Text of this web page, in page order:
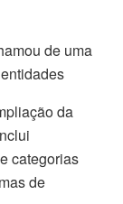
de uma
da
categorias
de